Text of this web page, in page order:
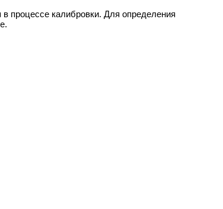
процессе калибровки. Для определения